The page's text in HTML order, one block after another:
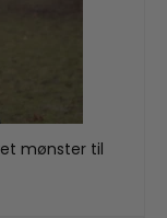
mønster til